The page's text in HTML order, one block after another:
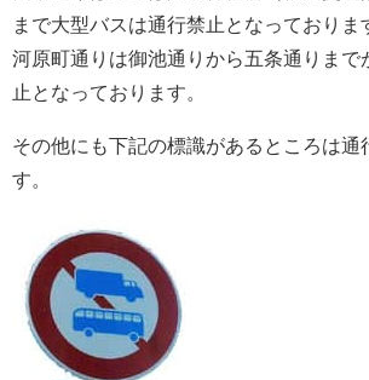
まで大型バスは通行禁止となっておりま
河原町通りは御池通りから五条通りまで
止となっております。
その他にも下記の標識があるところは通
す。